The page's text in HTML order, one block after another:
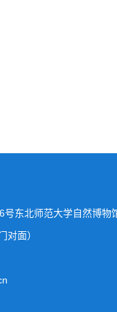
号东北师范大学自然博物
面）